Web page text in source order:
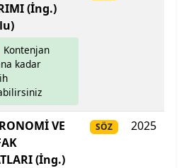
Üniversitesi
Üniversitesi
(İng.)
Kontenjan
kadar
VE
(İng.)
SÖZ 2025